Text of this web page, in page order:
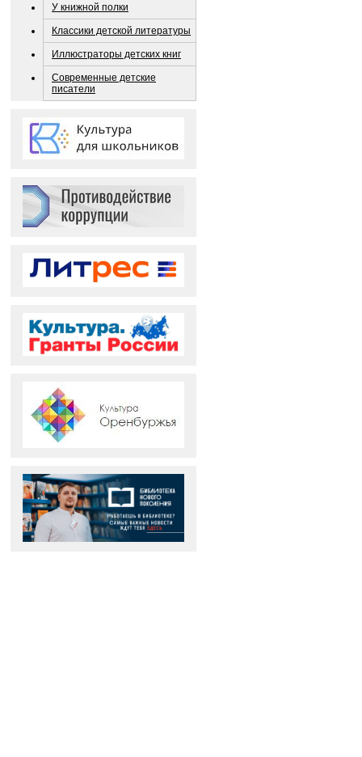
У книжной полки
Классики детской литературы
Иллюстраторы детских книг
Современные детские
писатели